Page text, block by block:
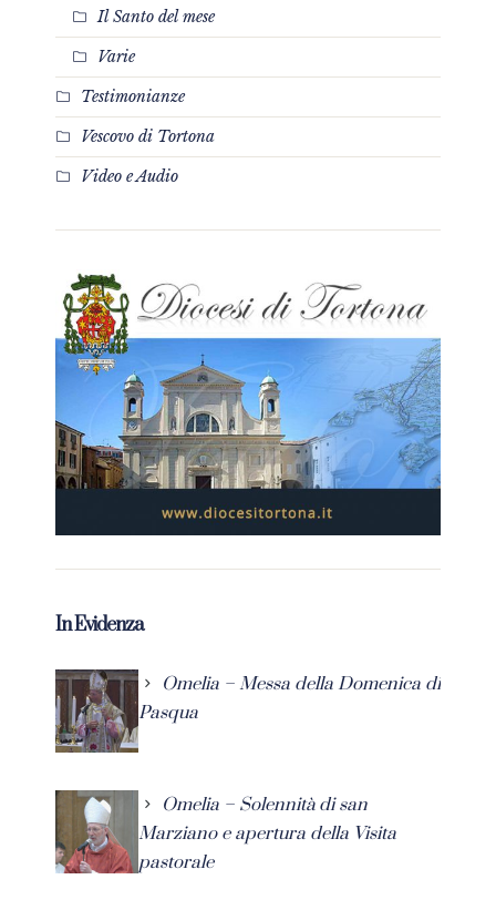
Il Santo del mese
Varie
Testimonianze
Vescovo di Tortona
Video e Audio
In Evidenza
Omelia – Messa della Domenica di
Pasqua
Omelia – Solennità di san
Marziano e apertura della Visita
pastorale